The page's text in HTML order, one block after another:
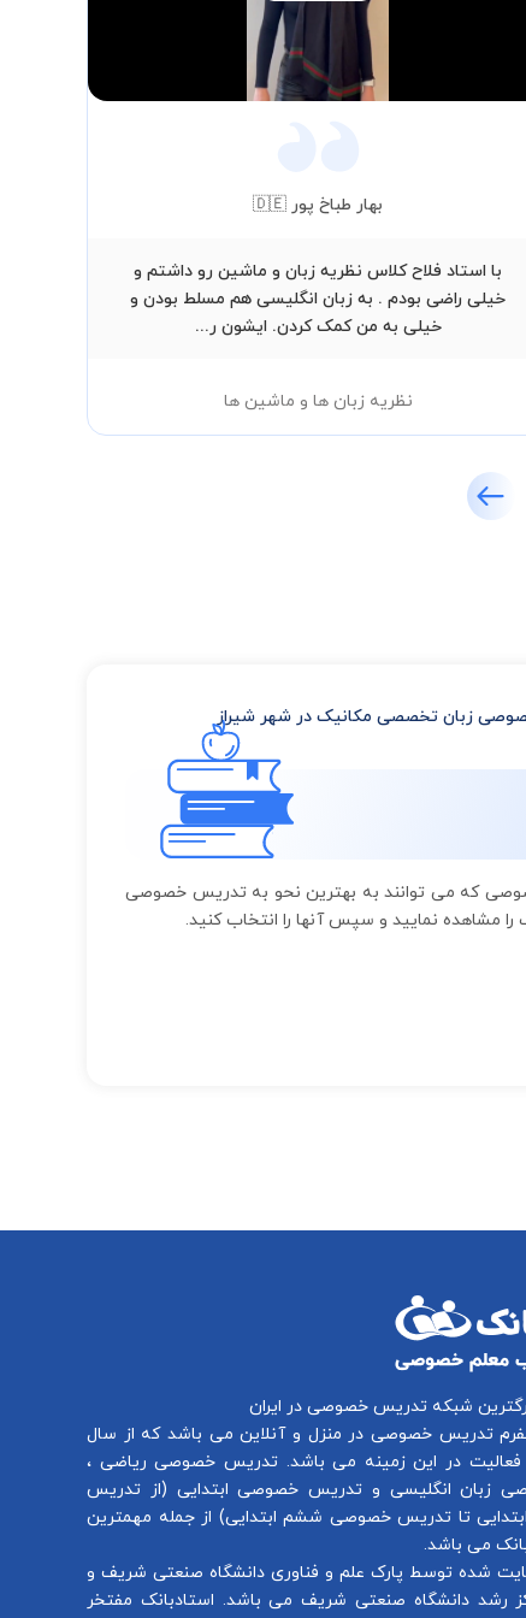
Video
بهار طباخ پور 🇩🇪
با استاد فلاح کلاس نظریه زبان و ماشین رو داشتم و
خیلی راضی بودم . به زبان انگلیسی هم مسلط بودن و
خیلی به من کمک کردن. ایشون ر...
نظریه زبان ها و ماشین ها
زبان تخصصی مکانیک در شهر شیراز
که می توانند به بهترین نحو به تدریس خصوصی
مشاهده نمایید و سپس آنها را انتخاب کنید.
شبکه تدریس خصوصی در ایران
تدریس خصوصی در منزل و آنلاین می باشد که از سال
تدریس خصوصی ریاضی ،
زبان انگلیسی و تدریس خصوصی ابتدایی (از تدریس
تا تدریس خصوصی ششم ابتدایی) از جمله مهمترین
می باشد.
شده توسط پارک علم و فناوری دانشگاه صنعتی شریف و
رشد دانشگاه صنعتی شریف می باشد. استادبانک مفتخر